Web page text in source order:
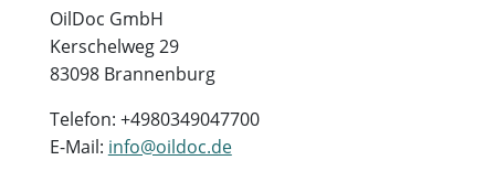
OilDoc GmbH
Kerschelweg 29
83098 Brannenburg
Telefon: +4980349047700
E-Mail: info@oildoc.de